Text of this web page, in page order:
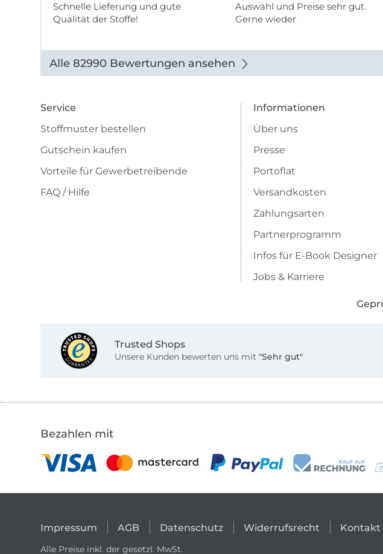
Schnelle Lieferung und gute
Qualität der Stoffe!
Auswahl und Preise sehr gut.
Gerne wieder
Alle 82990 Bewertungen ansehen
Service
Stoffmuster bestellen
Gutschein kaufen
Vorteile für Gewerbetreibende
FAQ / Hilfe
Informationen
Über uns
Presse
Portoflat
Versandkosten
Zahlungsarten
Partnerprogramm
Infos für E-Book Designer
Jobs & Karriere
Trusted Shops
Unsere Kunden bewerten uns mit "Sehr gut"
Bezahlen mit
Impressum AGB Datenschutz Widerrufsrecht Kontakt
Alle Preise inkl. der gesetzl. MwSt.